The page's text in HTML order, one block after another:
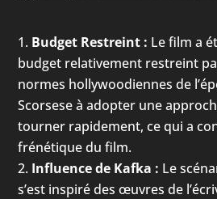
Budget Restreint : Le film a
budget relativement restreint
normes hollywoodiennes de
Scorsese à adopter une
tourner rapidement, ce qui a
frénétique du film.
Influence de Kafka : Le
s’est inspiré des œuvres de